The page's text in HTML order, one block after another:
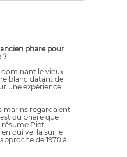
phare pour
?
dominant le vieux
blanc datant de
une expérience
marins regardaient
du phare que
résume Piet
qui veilla sur le
de 1970 à